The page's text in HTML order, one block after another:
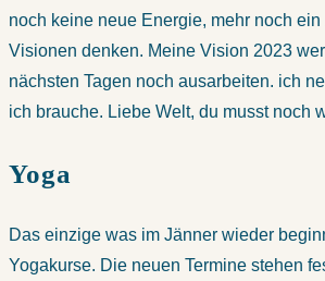
noch keine neue Energie, mehr noch
Visionen denken. Meine Vision 2023
nächsten Tagen noch ausarbeiten. ich
ich brauche. Liebe Welt, du musst noch
Yoga
Das einzige was im Jänner wieder
Yogakurse. Die neuen Termine stehen